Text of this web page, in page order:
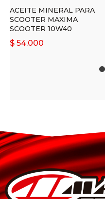
ACEITE MINERAL PARA
SCOOTER MAXIMA
SCOOTER 10W40
$ 54.000